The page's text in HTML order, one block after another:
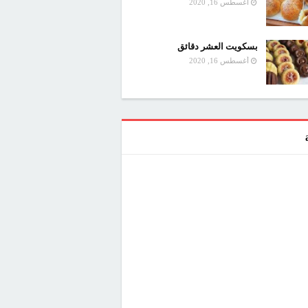
أغسطس 16, 2020
بسكويت العشر دقائق
أغسطس 16, 2020